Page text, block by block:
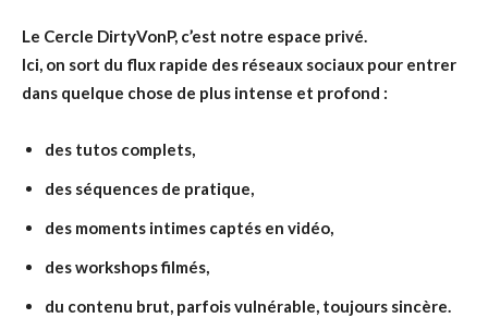
Le Cercle DirtyVonP, c’est notre espace privé.
Ici, on sort du flux rapide des réseaux sociaux pour entrer
dans quelque chose de plus intense et profond :
des tutos complets,
des séquences de pratique,
des moments intimes captés en vidéo,
des workshops filmés,
du contenu brut, parfois vulnérable, toujours sincère.